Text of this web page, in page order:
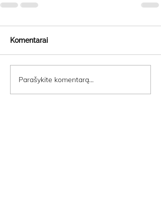
Komentarai
Parašykite komentarą...